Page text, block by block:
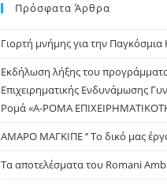
Πρόσφατα Άρθρα
Γιορτή μνήμης για την
Εκδήλωση λήξης του
Επιχειρηματικής Ενδυνάμωσης
Ρομά «Α-ΡΟΜΑ
ΑΜΑΡΟ ΜΑΓΚΙΠΕ ‘’ Το δικό μας
Τα αποτελέσματα του Romani